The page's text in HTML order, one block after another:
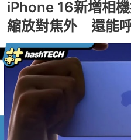
iPhone 16新增相
縮放對焦外 還能